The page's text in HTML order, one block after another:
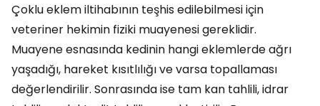
Çoklu eklem iltihabının teşhis edilebilmesi için
veteriner hekimin fiziki muayenesi gereklidir.
Muayene esnasında kedinin hangi eklemlerde ağrı
yaşadığı, hareket kısıtlılığı ve varsa topallaması
değerlendirilir. Sonrasında ise tam kan tahlili, idrar